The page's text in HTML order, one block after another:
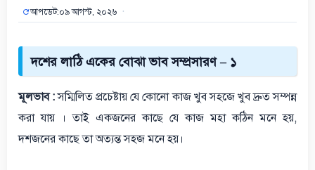
আপডেট:০৯ আগস্ট, ২০২৬
দশের লাঠি একের বোঝা ভাব সম্প্রসারণ – ১
মূলভাব :সম্মিলিত প্রচেষ্টায় যে কোনো কাজ খুব সহজে খুব দ্রুত সম্পন্ন
করা যায় । তাই একজনের কাছে যে কাজ মহা কঠিন মনে হয়,
দশজনের কাছে তা অত্যন্ত সহজ মনে হয়।